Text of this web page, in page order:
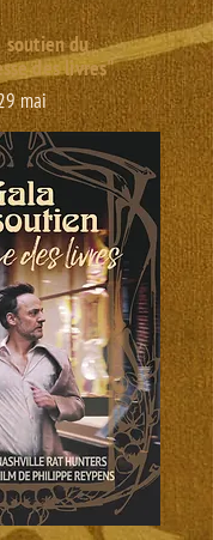
soutien du
des livres"
mai